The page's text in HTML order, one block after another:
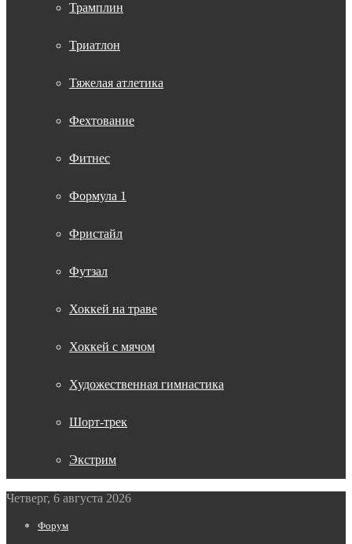
Трамплин
Триатлон
Тяжелая атлетика
Фехтование
Фитнес
Формула 1
Фристайл
Футзал
Хоккей на траве
Хоккей с мячом
Художественная гимнастика
Шорт-трек
Экстрим
Четверг, 6 августа 2026
Форум